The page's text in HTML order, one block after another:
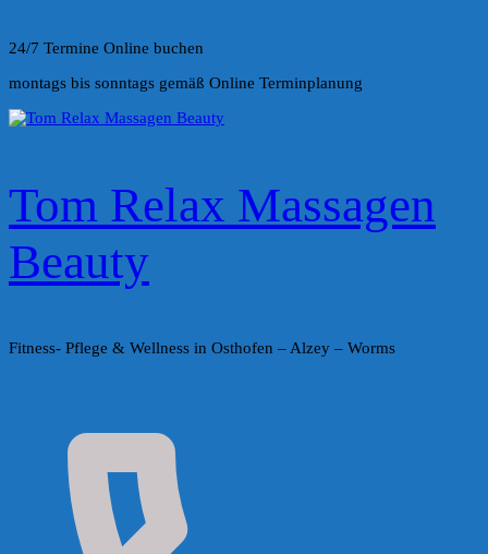
24/7 Termine Online buchen
montags bis sonntags gemäß Online Terminplanung
Tom Relax Massagen
Beauty
Fitness- Pflege & Wellness in Osthofen – Alzey – Worms